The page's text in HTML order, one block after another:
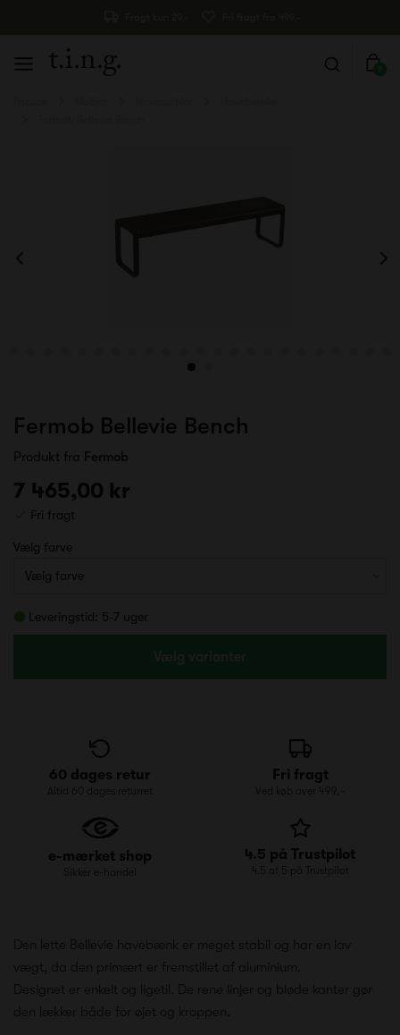
0
Fermob Bellevie Bench
Produkt fra Fermob
7 465,00 kr
Fri fragt
Vælg farve
Leveringstid: 5-7 uger
Vælg varianter
60 dages retur
Altid 60 dages returret
Fri fragt
Ved køb over 499,-
e-mærket shop
Sikker e-handel
4.5 på Trustpilot
4.5 af 5 på Trustpilot
Den lette Bellevie havebænk er meget stabil og har en lav
vægt, da den primært er fremstillet af aluminium.
Designet er enkelt og ligetil. De rene linjer og bløde kanter gør
den lækker både for øjet og kroppen.